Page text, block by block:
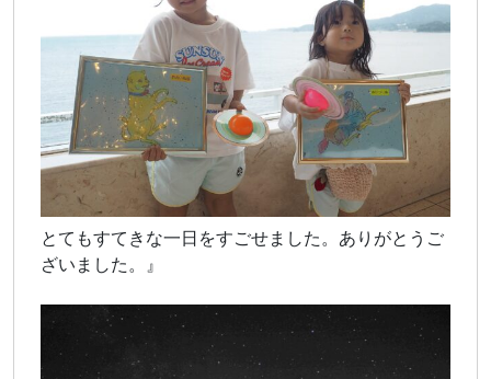
とてもすてきな一日をすごせました。ありがとうご
ざいました。』